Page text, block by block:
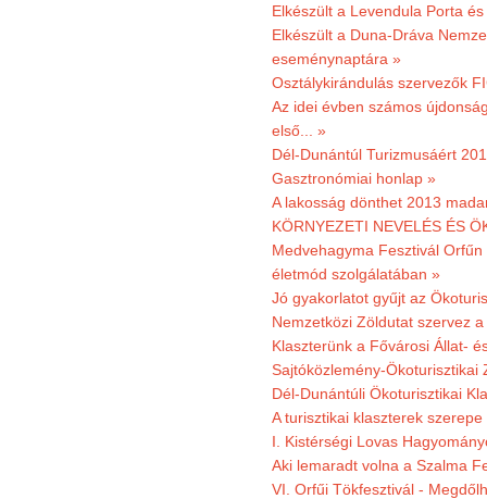
Elkészült a Levendula Porta
Elkészült a Duna-Dráva
eseménynaptára »
Osztálykirándulás szervezők
Az idei évben számos
első... »
Dél-Dunántúl Turizmusáért
Gasztronómiai honlap »
A lakosság dönthet 2013
KÖRNYEZETI NEVELÉS ÉS
Medvehagyma Fesztivál
életmód szolgálatában »
Jó gyakorlatot gyűjt az
Nemzetközi Zöldutat szervez
Klaszterünk a Fővárosi Állat-
Sajtóközlemény-Ökoturisztikai
Dél-Dunántúli Ökoturisztikai
A turisztikai klaszterek
I. Kistérségi Lovas
Aki lemaradt volna a Szalma
VI. Orfűi Tökfesztivál -